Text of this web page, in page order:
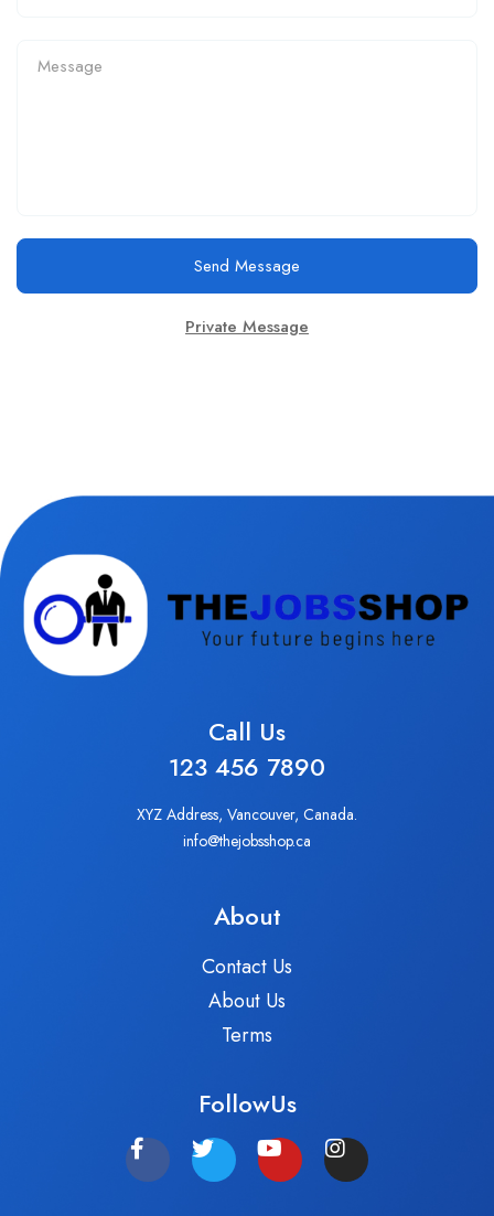
Send Message
Private Message
Call Us
123 456 7890
XYZ Address, Vancouver, Canada.
info@thejobsshop.ca
About
Contact Us
About Us
Terms
FollowUs